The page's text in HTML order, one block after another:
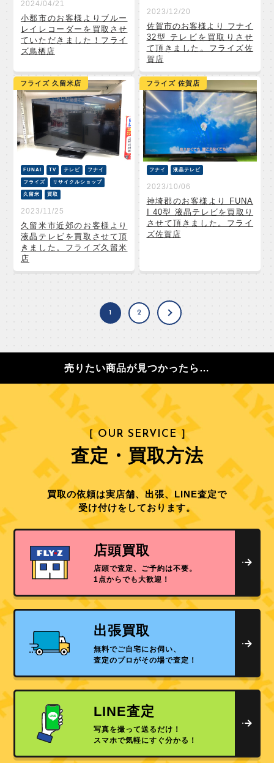
2024/04/21
小郡市のお客様よりブルー
レイレコーダーを買取させ
ていただきました！フライ
ズ鳥栖店
2023/12/20
佐賀市のお客様より フナイ
32型 テレビを買取りさせ
て頂きました。フライズ佐
賀店
フライズ 久留米店
FUNAI TV テレビ フナイ
フライズ リサイクルショップ
久留米 買取
2023/11/25
久留米市近郊のお客様より
液晶テレビを買取させて頂
きました。フライズ久留米
店
フライズ 佐賀店
フナイ 液晶テレビ
2023/10/06
神埼郡のお客様より FUNA
I 40型 液晶テレビを買取り
させて頂きました。フライ
ズ佐賀店
1 2
売りたい商品が見つかったら…
［ OUR SERVICE ］
査定・買取方法
買取の依頼は実店舗、出張、LINE査定で
受け付けをしております。
店頭買取
店頭で査定、ご予約は不要。
1点からでも大歓迎！
出張買取
無料でご自宅にお伺い、
査定のプロがその場で査定！
LINE査定
写真を撮って送るだけ！
スマホで気軽にすぐ分かる！